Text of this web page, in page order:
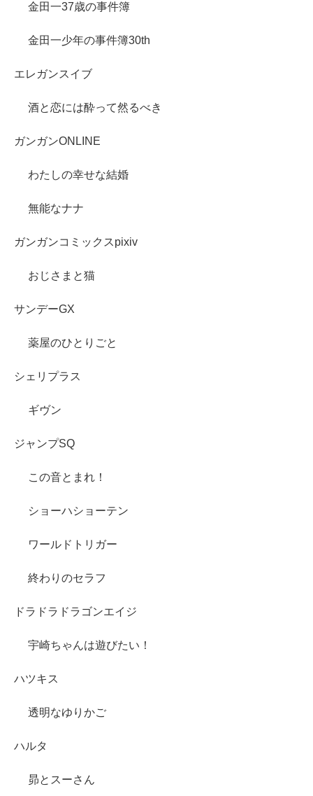
金田一37歳の事件簿
金田一少年の事件簿30th
エレガンスイブ
酒と恋には酔って然るべき
ガンガンONLINE
わたしの幸せな結婚
無能なナナ
ガンガンコミックスpixiv
おじさまと猫
サンデーGX
薬屋のひとりごと
シェリプラス
ギヴン
ジャンプSQ
この音とまれ！
ショーハショーテン
ワールドトリガー
終わりのセラフ
ドラドラドラゴンエイジ
宇崎ちゃんは遊びたい！
ハツキス
透明なゆりかご
ハルタ
昴とスーさん